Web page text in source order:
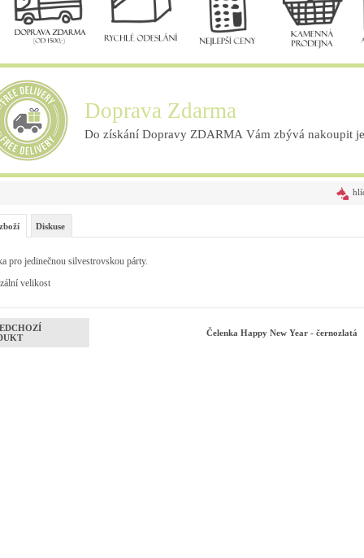
Doprava Zdarma
Do získání Dopravy ZDARMA Vám zbývá nakoupit
Diskuse
pro jedinečnou silvestrovskou párty.
velikost
Čelenka Happy New Year - černozlatá